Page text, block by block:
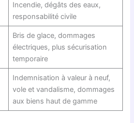
Incendie, dégâts des eaux,
responsabilité civile
Bris de glace, dommages
électriques, plus sécurisation
temporaire
Indemnisation à valeur à neuf,
vole et vandalisme, dommages
aux biens haut de gamme